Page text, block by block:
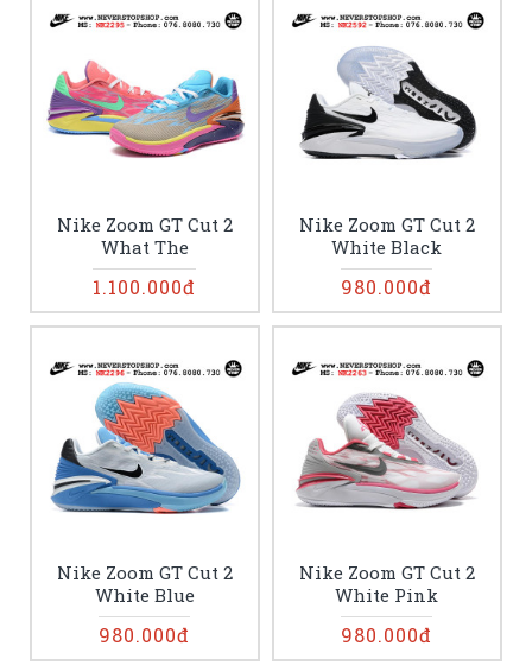
Nike Zoom GT Cut 2
What The
1.100.000đ
Nike Zoom GT Cut 2
White Black
980.000đ
Nike Zoom GT Cut 2
White Blue
980.000đ
Nike Zoom GT Cut 2
White Pink
980.000đ